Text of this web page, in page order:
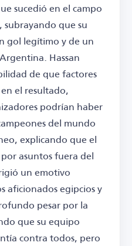
sucedió en el campo
que su
gol legítimo y de un
Hassan
de que factores
el resultado,
podrían haber
del mundo
explicando que el
asuntos fuera del
un emotivo
aficionados egipcios y
pesar por la
que su equipo
contra todos, pero